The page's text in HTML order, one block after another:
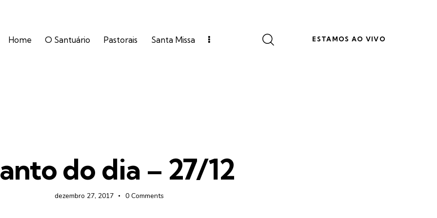
Home O Santuário Pastorais Santa Missa ESTAMOS AO VIVO
do dia – 27/12
dezembro 27, 2017 0 Comments